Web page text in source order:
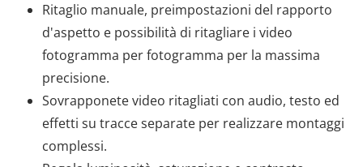
Ritaglio manuale, preimpostazioni del rapporto
d'aspetto e possibilità di ritagliare i video
fotogramma per fotogramma per la massima
precisione.
Sovrapponete video ritagliati con audio, testo ed
effetti su tracce separate per realizzare montaggi
complessi.